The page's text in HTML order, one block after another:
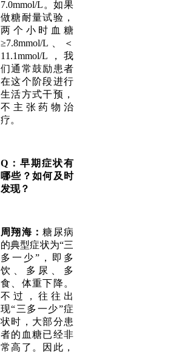
7.0mmol/L。如果
做糖耐量试验，
两个小时血糖
≥7.8mmol/L、＜
11.1mmol/L，我
们通常鼓励患者
在这个阶段进行
生活方式干预，
不主张药物治
疗。
Q：早期症状有
哪些？如何及时
发现？
周翔海：糖尿病
的典型症状为“三
多一少”，即多
饮、多尿、多
食、体重下降。
不过，往往出
现“三多一少”症
状时，大部分患
者的血糖已经非
常高了。因此，